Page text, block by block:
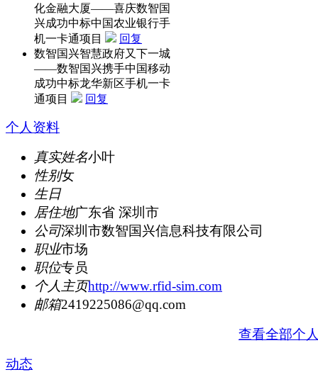
化金融大厦——喜庆数智国
兴成功中标中国农业银行手
机一卡通项目
回复
数智国兴智慧政府又下一城
——数智国兴携手中国移动
成功中标龙华新区手机一卡
通项目
回复
个人资料
真实姓名小叶
性别女
生日
居住地广东省 深圳市
公司深圳市数智国兴信息科技有限公司
职业市场
职位专员
个人主页http://www.rfid-sim.com
邮箱2419225086@qq.com
查看全部个
动态